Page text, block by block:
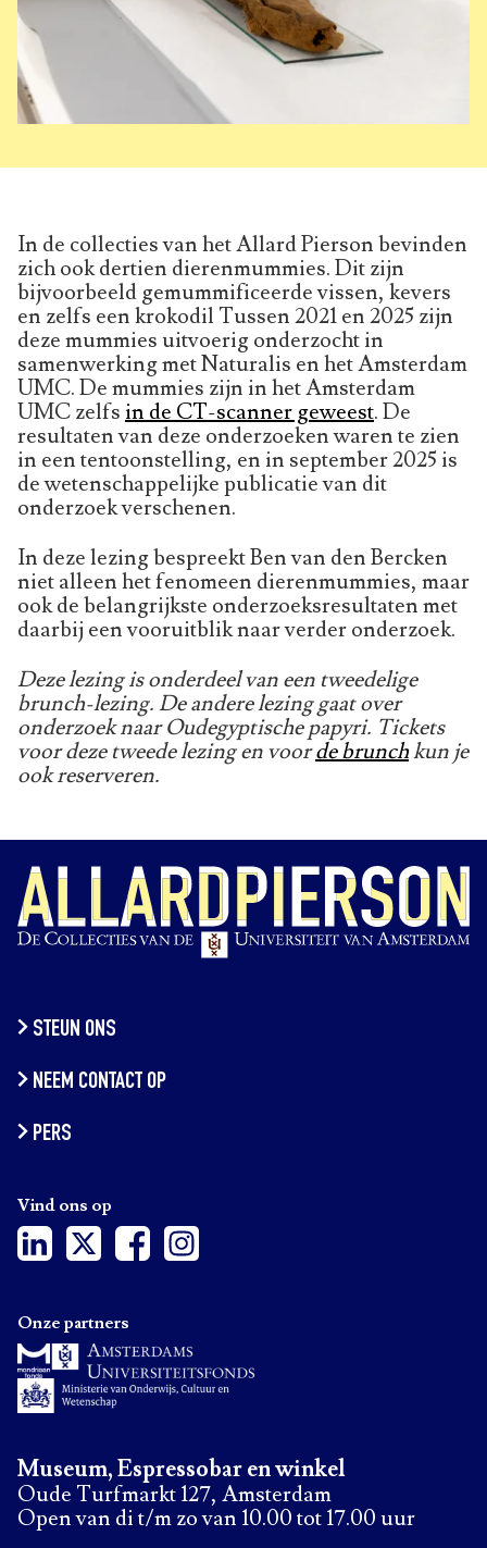
In de collecties van het Allard Pierson bevinden
zich ook dertien dierenmummies. Dit zijn
bijvoorbeeld gemummificeerde vissen, kevers
en zelfs een krokodil Tussen 2021 en 2025 zijn
deze mummies uitvoerig onderzocht in
samenwerking met Naturalis en het Amsterdam
UMC. De mummies zijn in het Amsterdam
UMC zelfsin de CT-scanner geweest. De
resultaten van deze onderzoeken waren te zien
in een tentoonstelling, en in september 2025 is
de wetenschappelijke publicatie van dit
onderzoek verschenen.
In deze lezing bespreekt Ben van den Bercken
niet alleen het fenomeen dierenmummies, maar
ook de belangrijkste onderzoeksresultaten met
daarbij een vooruitblik naar verder onderzoek.
Deze lezing is onderdeel van een tweedelige
brunch-lezing. De andere lezing gaat over
onderzoek naar Oudegyptische papyri. Tickets
voor deze tweede lezing en voorde brunchkun je
ook reserveren.
STEUN ONS
NEEM CONTACT OP
PERS
Vind ons op
Museum, Espressobar en winkel
Oude Turfmarkt 127, Amsterdam
Open van di t/m zo van 10.00 tot 17.00 uur
Onze partners